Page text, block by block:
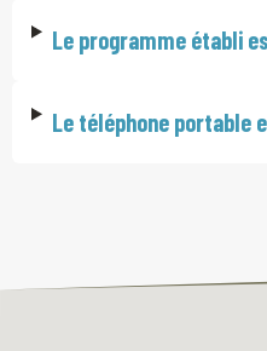
Le programme établi
Le téléphone portable